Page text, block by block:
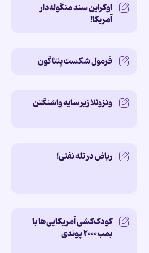
اوکراین سند منگوله‌دار
آمریکا!
فرمول شکست پنتاگون
ونزوئلا زیر سایه‌ واشنگتن
ریاض در تله نفتی!
کودک‌کشی آمریکایی‌ها با
بمب ۲۰۰۰ پوندی